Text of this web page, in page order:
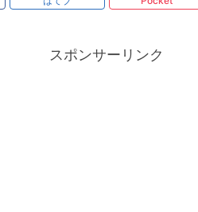
スポンサーリンク